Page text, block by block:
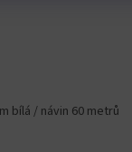
bílá / návin 60 metrů